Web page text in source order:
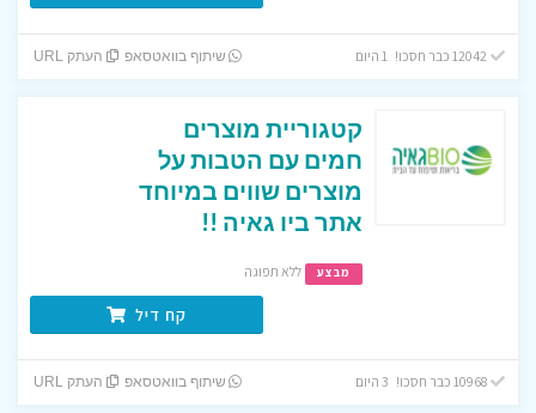
שיתוף בוואטסאפ העתק URL
קטגוריית מוצרים
חמים עם הטבות על
מוצרים שווים במיוחד
אתר ביו גאיה !!
מבצע ללא תפוגה
קח דיל
10968 כבר חסכו! 3 היום שיתוף בוואטסאפ העתק URL